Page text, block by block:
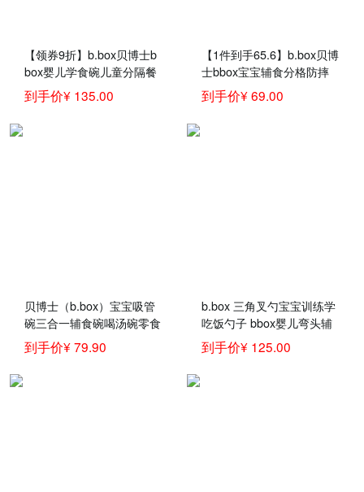
【领券9折】b.box贝博士b
box婴儿学食碗儿童分隔餐
盘 +勺叉套装 bbox宝宝吃
饭组合套装 草莓粉
到手价¥ 135.00
【1件到手65.6】b.box贝博
士bbox宝宝辅食分格防摔
餐具bbox婴儿学食碗儿童
分隔餐盘 草莓粉
到手价¥ 69.00
贝博士（b.box）宝宝吸管
碗三合一辅食碗喝汤碗零食
碗儿童餐具套装新款 bbox
三合一吸管碗-红橙
到手价¥ 79.90
b.box 三角叉勺宝宝训练学
吃饭勺子 bbox婴儿弯头辅
食叉勺 冰激凌系列 雪糕绿
色套装 儿童餐具训练勺
到手价¥ 125.00